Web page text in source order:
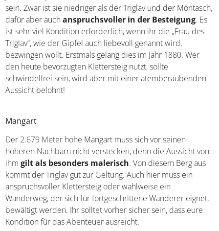
sein. Zwar ist sie niedriger als der Triglav und der Montasch,
dafür aber auchanspruchsvoller in der Besteigung. Es
ist sehr viel Kondition erforderlich, wenn ihr die „Frau des
Triglav“, wie der Gipfel auch liebevoll genannt wird,
bezwingen wollt. Erstmals gelang dies im Jahr 1880. Wer
den heute bevorzugten Klettersteig nutzt, sollte
schwindelfrei sein, wird aber mit einer atemberaubenden
Aussicht belohnt!
Mangart
Der 2.679 Meter hohe Mangart muss sich vor seinen
höheren Nachbarn nicht verstecken, denn die Aussicht von
ihmgilt als besonders malerisch. Von diesem Berg aus
kommt der Triglav gut zur Geltung. Auch hier muss ein
anspruchsvoller Klettersteig oder wahlweise ein
Wanderweg, der sich für fortgeschrittene Wanderer eignet,
bewältigt werden. Ihr solltet vorher sicher sein, dass eure
Kondition für das Abenteuer ausreicht.